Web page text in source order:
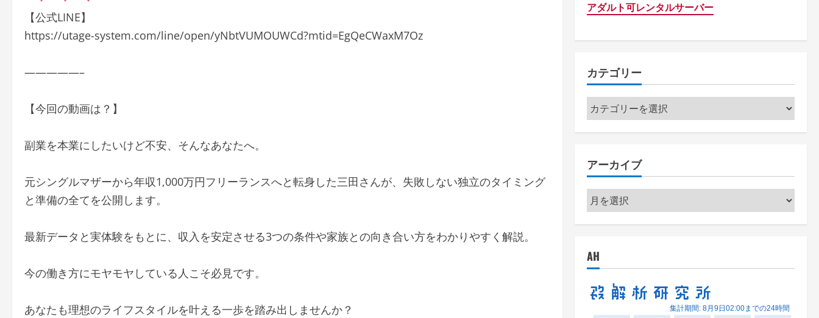
【公式LINE】
https://utage-system.com/line/open/yNbtVUMOUWCd?mtid=EgQeCWaxM7Oz
—————–
【今回の動画は？】
副業を本業にしたいけど不安、そんなあなたへ。
元シングルマザーから年収1,000万円フリーランスへと転身した三田さんが、失敗しない独立のタイミング
と準備の全てを公開します。
最新データと実体験をもとに、収入を安定させる3つの条件や家族との向き合い方をわかりやすく解説。
今の働き方にモヤモヤしている人こそ必見です。
あなたも理想のライフスタイルを叶える一歩を踏み出しませんか？
アダルト可レンタルサーバー
カテゴリー
カ
テ
ー
アーカイブ
ア
ー
ブ
AH